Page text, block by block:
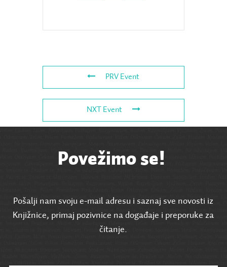
PRV Event
NXT Event
Povežimo se!
Pošalji nam svoju e-mail adresu i saznaj sve novosti iz
Knjižnice, primaj pozivnice na događaje i preporuke za
čitanje.